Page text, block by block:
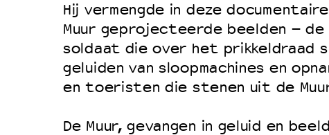
Filmprogramma’s VO/MBO
Speciale educatieprogramma’s
OVER LANTARENVENSTER
Wat we doen
Hij vermengde in deze
Muur geprojecteerde beelden –
soldaat die over het prikkeldraad
geluiden van sloopmachines en
en toeristen die stenen uit de
De Muur, gevangen in geluid en